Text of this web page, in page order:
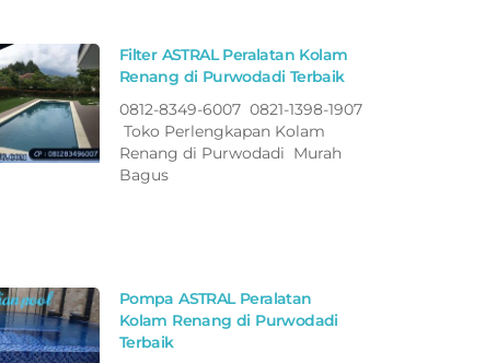
Filter ASTRAL Peralatan Kolam
Renang di Purwodadi Terbaik
0812-8349-6007 0821-1398-1907
Toko Perlengkapan Kolam
Renang di Purwodadi Murah
Bagus
Pompa ASTRAL Peralatan
Kolam Renang di Purwodadi
Terbaik